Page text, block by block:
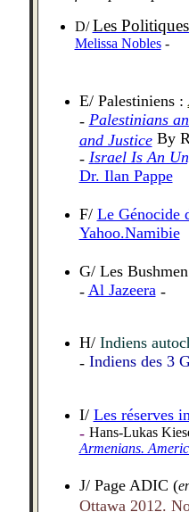
D/Les
Melissa Nobles-
E/ Palestiniens :
- Palestinians
and JusticeBy
- Israel Is An
Dr. Ilan Pappe
F/ Le Génocide
Yahoo.Namibie
G/ Les
- Al Jazeera -
H/ Indiens
- Indiens des 3
I/ Les réserves
- Hans-Lukas
Armenians.
J/ Page ADIC (
Ottawa 2012.